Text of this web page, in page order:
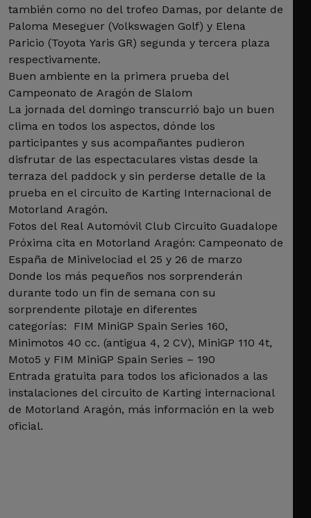
también como no del trofeo Damas, por delante de
Paloma Meseguer (Volkswagen Golf) y Elena
Paricio (Toyota Yaris GR) segunda y tercera plaza
respectivamente.
Buen ambiente en la primera prueba del
Campeonato de Aragón de Slalom
La jornada del domingo transcurrió bajo un buen
clima en todos los aspectos, dónde los
participantes y sus acompañantes pudieron
disfrutar de las espectaculares vistas desde la
terraza del paddock y sin perderse detalle de la
prueba en el circuito de Karting Internacional de
Motorland Aragón.
Fotos del Real Automóvil Club Circuito Guadalope
Próxima cita en Motorland Aragón: Campeonato de
España de Minivelociad el 25 y 26 de marzo
Donde los más pequeños nos sorprenderán
durante todo un fin de semana con su
sorprendente pilotaje en diferentes
categorías: FIM MiniGP Spain Series 160,
Minimotos 40 cc. (antigua 4, 2 CV), MiniGP 110 4t,
Moto5 y FIM MiniGP Spain Series – 190
Entrada gratuita para todos los aficionados a las
instalaciones del circuito de Karting internacional
de Motorland Aragón, más información en la web
oficial.